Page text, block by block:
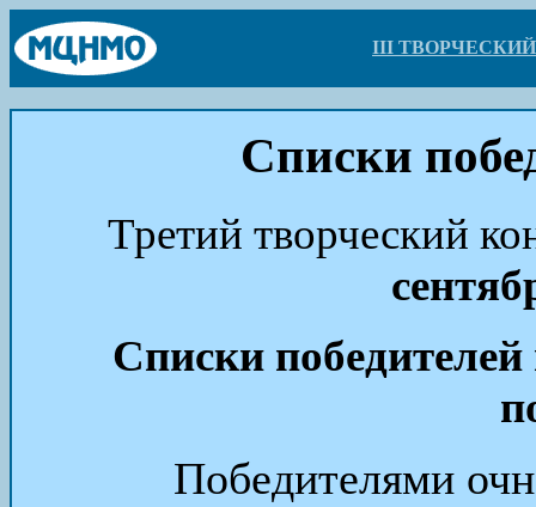
III
Списки
Третий творческий
Списки
Победителями